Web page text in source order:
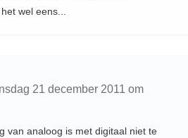
wel eens...
21 december 2011 om
van analoog is met digitaal niet te